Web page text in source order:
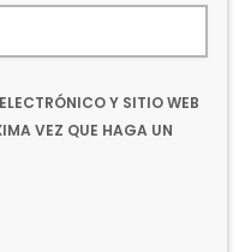
Y SITIO WEB
VEZ QUE HAGA UN